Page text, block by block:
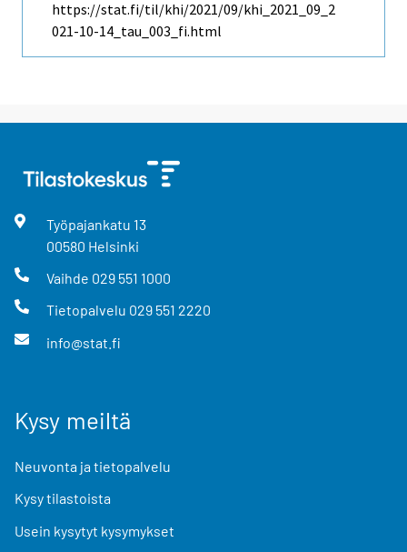
https://stat.fi/til/khi/2021/09/khi_2021_09_2
021-10-14_tau_003_fi.html
Työpajankatu 13
00580 Helsinki
Vaihde 029 551 1000
Tietopalvelu 029 551 2220
info@stat.fi
Kysy meiltä
Neuvonta ja tietopalvelu
Kysy tilastoista
Usein kysytyt kysymykset